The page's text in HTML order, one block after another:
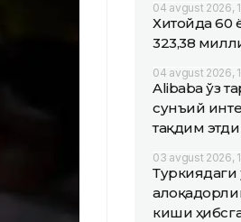
04 avgust 2026,
Хитойда 60
323,38
04 avgust 2026,
Alibaba ўз
сунъий
тақдим этди
03 avgust 2026,
Туркиядаги
киши